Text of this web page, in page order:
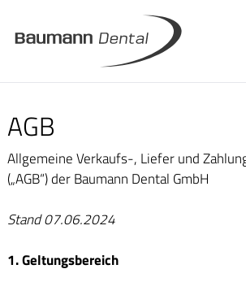
AGB
Allgemeine Verkaufs-, Liefer und
(„AGB“) der Baumann Dental GmbH
Stand 07.06.2024
1. Geltungsbereich